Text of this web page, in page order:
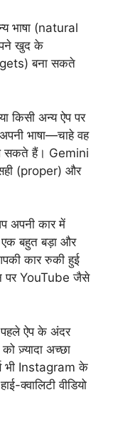
भाषा (natural
खुद के
बना सकते
अन्य ऐप पर
भाषा—चाहे वह
सकते हैं। Gemini
(proper) और
अपनी कार में
बहुत बड़ा और
कार रुकी हुई
पर YouTube जैसे
पहले ऐप के अंदर
ज़्यादा अच्छा
भी Instagram के
वीडियो